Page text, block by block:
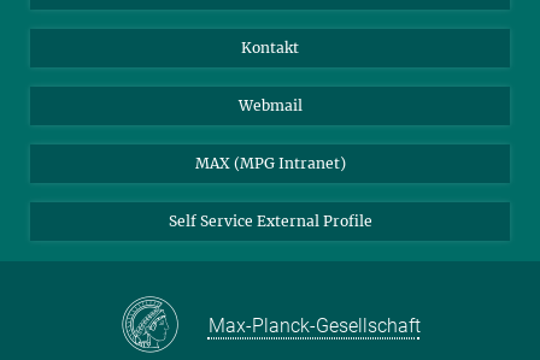
Kontakt
Webmail
MAX (MPG Intranet)
Self Service External Profile
Max-Planck-Gesellschaft